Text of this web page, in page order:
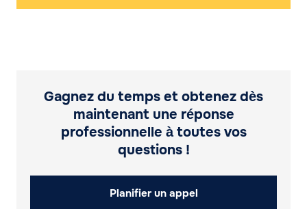
immobilierGagnez du temps et obtenez dès
maintenant une réponse
professionnelle à toutes vos
questions !
Planifier un appel